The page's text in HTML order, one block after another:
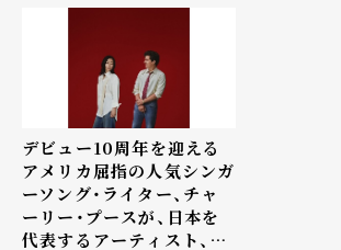
デビュー10周年を迎える
アメリカ屈指の人気シンガ
ーソング・ライター、チャ
ーリー・プースが、日本を
代表するアーティスト、宇